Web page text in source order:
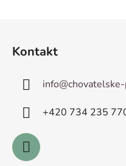
Kontakt
info@
+420 ­734 235